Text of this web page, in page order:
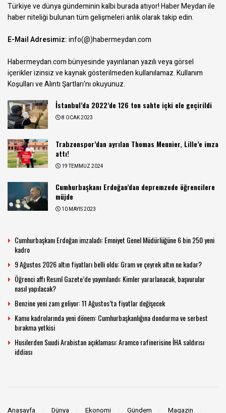
Türkiye ve dünya gündeminin kalbi burada atıyor! Haber Meydan ile
haber niteliği bulunan tüm gelişmeleri anlık olarak takip edin.
E-Mail Adresimiz:info(@)habermeydan.com
Habermeydan.com bünyesinde yayınlanan yazılı veya görsel
içerikler izinsiz ve kaynak gösterilmeden kullanılamaz.Kullanım
Koşulları ve Alıntı Şartları'nı okuyunuz.
İstanbul’da 2022’de 126 ton sahte içki ele geçirildi
8 OCAK 2023
Trabzonspor’dan ayrılan Thomas Meunier, Lille’e imza
attı!
19 TEMMUZ 2024
Cumhurbaşkanı Erdoğan’dan depremzede öğrencilere
müjde
10 MAYIS 2023
Cumhurbaşkanı Erdoğan imzaladı: Emniyet Genel Müdürlüğüne 6 bin 250 yeni
kadro
9 Ağustos 2026 altın fiyatları belli oldu: Gram ve çeyrek altın ne kadar?
Öğrenci affı Resmî Gazete’de yayımlandı: Kimler yararlanacak, başvurular
nasıl yapılacak?
Benzine yeni zam geliyor: 11 Ağustos’ta fiyatlar değişecek
Kamu kadrolarında yeni dönem: Cumhurbaşkanlığına dondurma ve serbest
bırakma yetkisi
Husilerden Suudi Arabistan açıklaması: Aramco rafinerisine İHA saldırısı
iddiası
Anasayfa Dünya Ekonomi Gündem Magazin